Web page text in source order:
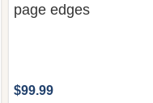
page edges
$99.99